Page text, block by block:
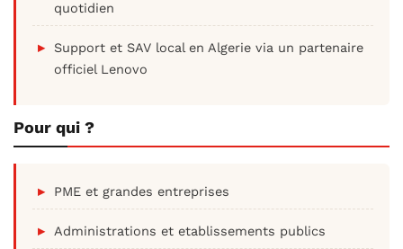
quotidien
Support et SAV local en Algerie via un partenaire
officiel Lenovo
Pour qui ?
PME et grandes entreprises
Administrations et etablissements publics